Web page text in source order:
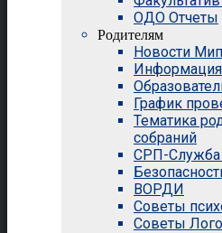
ОДО Отчеты
Родителям
Новости
Информация
График
Тематика
собраний
СРП-Служба
ВОРДИ
Советы
Советы